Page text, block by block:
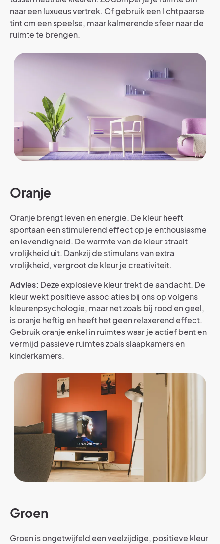
naar een luxueus vertrek. Of gebruik een lichtpaarse
tint om een speelse, maar kalmerende sfeer naar de
ruimte te brengen.
Oranje
Oranje brengt leven en energie. De kleur heeft
spontaan een stimulerend effect op je enthousiasme
en levendigheid. De warmte van de kleur straalt
vrolijkheid uit. Dankzij de stimulans van extra
vrolijkheid, vergroot de kleur je creativiteit.
Advies: Deze explosieve kleur trekt de aandacht. De
kleur wekt positieve associaties bij ons op volgens
kleurenpsychologie, maar net zoals bij rood en geel,
is oranje heftig en heeft het geen relaxerend effect.
Gebruik oranje enkel in ruimtes waar je actief bent en
vermijd passieve ruimtes zoals slaapkamers en
kinderkamers.
Groen
Groen is ongetwijfeld een veelzijdige, positieve kleur